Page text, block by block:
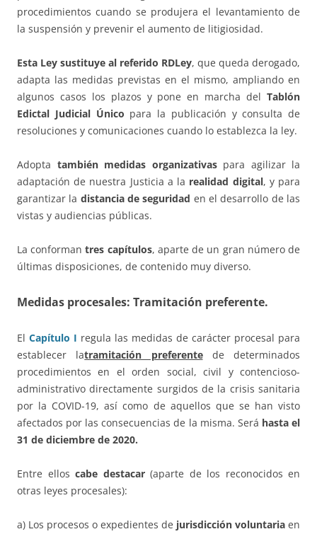
procedimientos cuando se produjera el levantamiento de
la suspensión y prevenir el aumento de litigiosidad.
Esta Ley sustituye al referido RDLey, que queda derogado,
adapta las medidas previstas en el mismo, ampliando en
algunos casos los plazos y pone en marcha del Tablón
Edictal Judicial Único para la publicación y consulta de
resoluciones y comunicaciones cuando lo establezca la ley.
Adopta también medidas organizativaspara agilizar la
adaptación de nuestra Justicia a la realidad digital, y para
garantizar la distancia de seguridad en el desarrollo de las
vistas y audiencias públicas.
La conformantres capítulos, aparte de un gran número de
últimas disposiciones, de contenido muy diverso.
Medidas procesales: Tramitación preferente.
El Capítulo I regula las medidas de carácter procesal para
establecer latramitación preferentede determinados
procedimientos en el orden social, civil y contencioso-
administrativo directamente surgidos de la crisis sanitaria
por la COVID-19, así como de aquellos que se han visto
afectados por las consecuencias de la misma. Será hasta el
31 de diciembre de 2020.
Entre ellos cabe destacar(aparte de los reconocidos en
otras leyes procesales):
a) Los procesos o expedientes de jurisdicción voluntaria en